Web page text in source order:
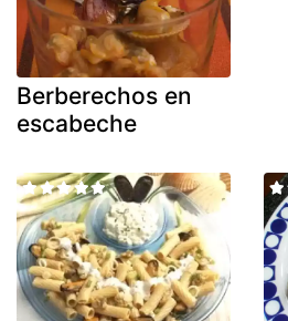
Berberechos en
escabeche